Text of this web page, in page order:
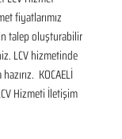
fiyatlarımız
talep oluşturabilir
LCV hizmetinde
KOCAELİ
Hizmeti İletişim